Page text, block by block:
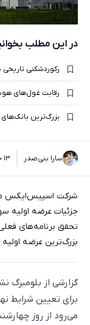
در این مطلب
رکوردشکنی
رقابت غول‌های
بزرگ‌ترین
سارا بنی‌صدر ۱۳ خرداد ۱۴۰۵ - ۱۳:۰۰
شرکت اسپیس‌ایکس
بزرگ‌ترین عرضه اولیه
گزارشی از
برای تعیین شرایط
می‌رود از روز